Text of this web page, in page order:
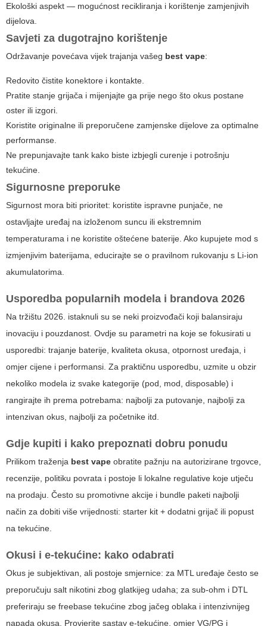
Ekološki aspekt — mogućnost recikliranja i korištenje zamjenjivih
dijelova.
Savjeti za dugotrajno korištenje
Održavanje povećava vijek trajanja vašeg best vape:
Redovito čistite konektore i kontakte.
Pratite stanje grijača i mijenjajte ga prije nego što okus postane
oster ili izgori.
Koristite originalne ili preporučene zamjenske dijelove za optimalne
performanse.
Ne prepunjavajte tank kako biste izbjegli curenje i potrošnju
tekućine.
Sigurnosne preporuke
Sigurnost mora biti prioritet: koristite ispravne punjače, ne
ostavljajte uređaj na izloženom suncu ili ekstremnim
temperaturama i ne koristite oštećene baterije. Ako kupujete mod s
izmjenjivim baterijama, educirajte se o pravilnom rukovanju s Li-ion
akumulatorima.
Usporedba popularnih modela i brandova 2026
Na tržištu 2026. istaknuli su se neki proizvođači koji balansiraju
inovaciju i pouzdanost. Ovdje su parametri na koje se fokusirati u
usporedbi: trajanje baterije, kvaliteta okusa, otpornost uređaja, i
omjer cijene i performansi. Za praktičnu usporedbu, uzmite u obzir
nekoliko modela iz svake kategorije (pod, mod, disposable) i
rangirajte ih prema potrebama: najbolji za putovanje, najbolji za
intenzivan okus, najbolji za početnike itd.
Gdje kupiti i kako prepoznati dobru ponudu
Prilikom traženja best vape obratite pažnju na autorizirane trgovce,
recenzije, politiku povrata i postoje li lokalne regulative koje utječu
na prodaju. Često su promotivne akcije i bundle paketi najbolji
način za dobiti više vrijednosti: starter kit + dodatni grijač ili popust
na tekućine.
Okusi i e-tekućine: kako odabrati
Okus je subjektivan, ali postoje smjernice: za MTL uređaje često se
preporučuju salt nikotini zbog glatkijeg udaha; za sub-ohm i DTL
preferiraju se freebase tekućine zbog jačeg oblaka i intenzivnijeg
napada okusa. Provjerite sastav e-tekućine, omjer VG/PG i